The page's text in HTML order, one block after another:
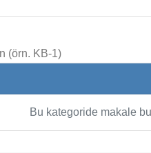
(örn. KB-1)
Bu kategoride makale